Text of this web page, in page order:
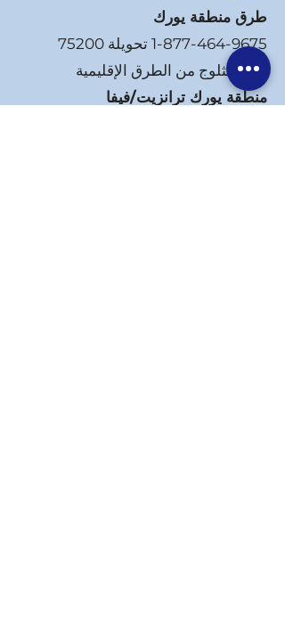
طرق منطقة يورك
1-877-464-9675 تحويلة 75200
إزالة الثلوج من الطرق الإقليمية
منطقة يورك ترانزيت/فيفا